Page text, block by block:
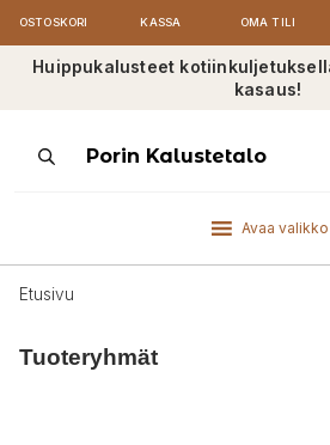
OSTOSKORI KASSA OMA TILI
Huippukalusteet
kasaus!
ProductsPorin Kalustetalo
Avaa valikko
Etusivu
Tuoteryhmät